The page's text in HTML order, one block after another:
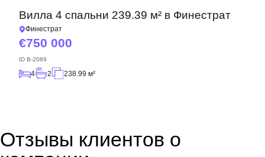
Вилла 4 спальни 239.39 м² в Финестрат
Финестрат
750 000
ID B-2089
4 2 238.99 м²
Отзывы клиентов о